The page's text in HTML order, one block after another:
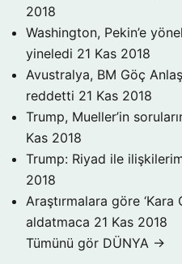
2018
Washington, Pekin’e
yineledi 21 Kas 2018
Avustralya, BM Göç
reddetti 21 Kas 2018
Trump, Mueller’in
Kas 2018
Trump: Riyad ile
2018
Araştırmalara göre ‘Kara
aldatmaca 21 Kas 2018
Tümünü gör DÜNYA →